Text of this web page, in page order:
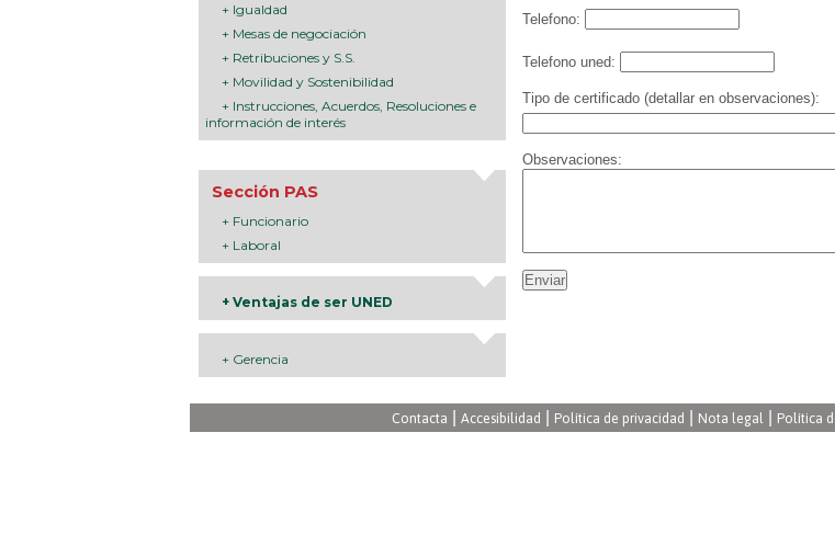
+ Igualdad
+ Mesas de negociación
+ Retribuciones y S.S.
+ Movilidad y Sostenibilidad
+ Instrucciones, Acuerdos, Resoluciones e
información de interés
Sección PAS
+ Funcionario
+ Laboral
+ Ventajas de ser UNED
+ Gerencia
Telefono:
Telefono uned:
Tipo de certificado (detallar en observaciones):
Observaciones:
Contacta Accesibilidad Política de privacidad Nota legal Política